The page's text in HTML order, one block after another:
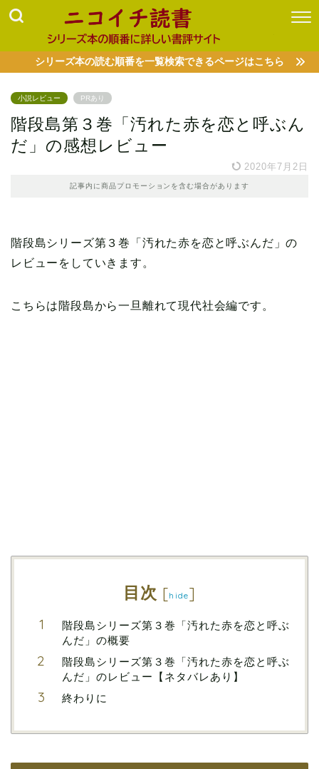
シリーズ本の読む順番を一覧検索できるページはこちら
小説レビュー PRあり
階段島第３巻「汚れた赤を恋と呼ぶん
だ」の感想レビュー
2020年7月2日
記事内に商品プロモーションを含む場合があります
階段島シリーズ第３巻「汚れた赤を恋と呼ぶんだ」の
レビューをしていきます。
こちらは階段島から一旦離れて現代社会編です。
目次 [hide]
階段島シリーズ第３巻「汚れた赤を恋と呼ぶ
んだ」の概要
階段島シリーズ第３巻「汚れた赤を恋と呼ぶ
んだ」のレビュー【ネタバレあり】
終わりに